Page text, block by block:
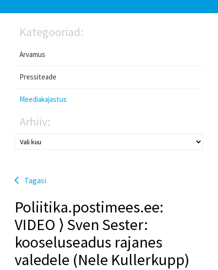
Kategooriad:
Arvamus
Pressiteade
Meediakajastus
Arhiiv:
Tagasi
Poliitika.postimees.ee:
VIDEO ⟩ Sven Sester:
kooseluseadus rajanes
valedele (Nele Kullerkupp)